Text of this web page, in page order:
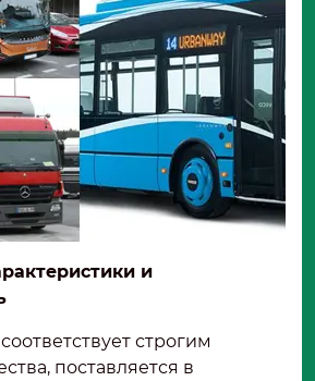
и
строгим
поставляется в